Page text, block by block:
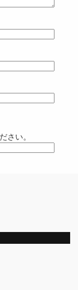
さい。